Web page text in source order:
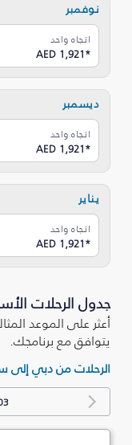
نوفمبر
اتجاه واحد
AED 1,921*
ديسمبر
اتجاه واحد
AED 1,921*
يناير
اتجاه واحد
AED 1,921*
جدول الرحلات
أعثر على الموعد
يتوافق مع برنامجك.
الرحلات من دبي إلى
03